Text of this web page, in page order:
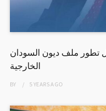
تطور ملف ديون السودان
الخارجية
BY 5 YEARSAGO